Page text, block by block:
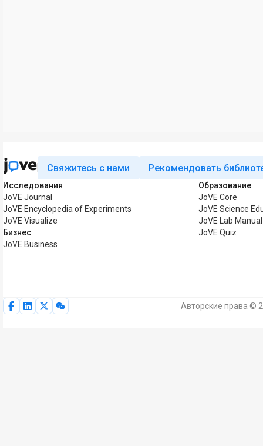
Свяжитесь с нами Рекомендовать
Исследования
JoVE Journal
JoVE Encyclopedia of Experiments
JoVE Visualize
Бизнес
JoVE Business
Образование
JoVE Core
JoVE Science
JoVE Lab Manual
JoVE Quiz
Авторские права ©